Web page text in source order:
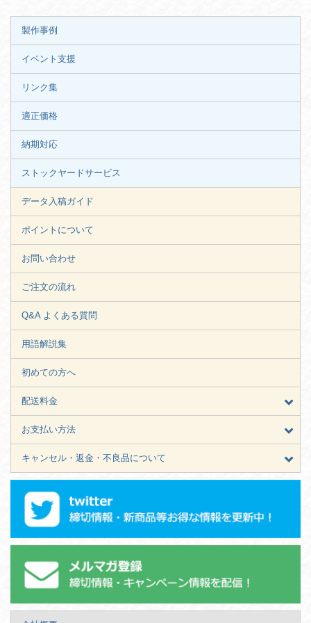
製作事例
イベント支援
リンク集
適正価格
納期対応
ストックヤードサービス
データ入稿ガイド
ポイントについて
お問い合わせ
ご注文の流れ
Q&A よくある質問
用語解説集
初めての方へ
配送料金
お支払い方法
キャンセル・返金・不良品について